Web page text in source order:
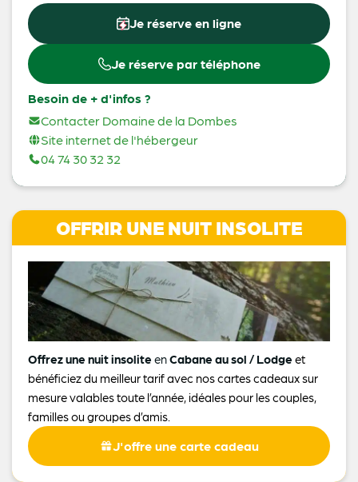
Je réserve en ligne
Je réserve par téléphone
Besoin de + d'infos ?
Contacter Domaine de la Dombes
Site internet de l'hébergeur
04 74 30 32 32
OFFRIR UNE NUIT INSOLITE
Offrez une nuit insolite enCabane au sol / Lodge et
bénéficiez du meilleur tarif avec nos cartes cadeaux sur
mesure valables toute l’année, idéales pour les couples,
familles ou groupes d’amis.
J'offre une carte cadeau